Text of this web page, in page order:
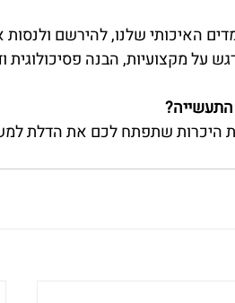
האיכותי שלנו, להירשם ולנסות
על מקצועיות, הבנה פסיכולוגית
היכרות שתפתח לכם את הדלת